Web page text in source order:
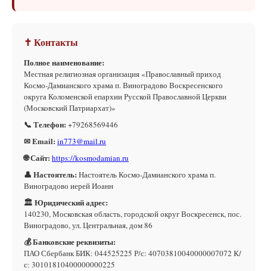
✝ Контакты
Полное наименование:
Местная религиозная организация «Православный приход
Космо-Дамианского храма п. Виноградово Воскресенского
округа Коломенской епархии Русской Православной Церкви
(Московский Патриархат)»
📞 Телефон: +79268569446
✉ Email: in773@mail.ru
🌐 Сайт: https://kosmodamian.ru
👤 Настоятель: Настоятель Космо-Дамианского храма п.
Виноградово иерей Иоанн
🏛 Юридический адрес:
140230, Московская область, городской округ Воскресенск, пос.
Виноградово, ул. Центральная, дом 86
💰 Банковские реквизиты:
ПАО Сбербанк БИК: 044525225 Р/с: 40703810040000007072 К/
с: 30101810400000000225